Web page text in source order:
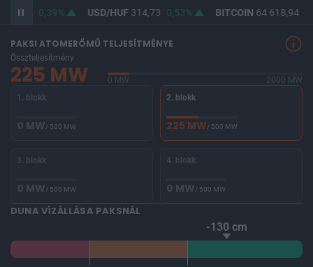
0,39% USD/HUF314,73 0,53% BITCOIN64 618,94
PAKSI ATOMERŐMŰ TELJESÍTMÉNYE
Összteljesítmény
225 MW 0 MW
2000 MW
1. blokk
0 MW/ 500 MW
2. blokk
225 MW/ 500 MW
3. blokk
0 MW/ 500 MW
4. blokk
0 MW/ 500 MW
DUNA VÍZÁLLÁSA PAKSNÁL
-130 cm